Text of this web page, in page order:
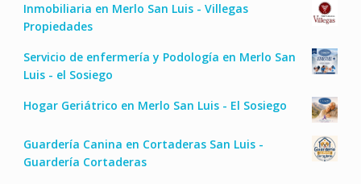
Inmobiliaria en Merlo San Luis - Villegas
Propiedades
Servicio de enfermería y Podología en Merlo San
Luis - el Sosiego
Hogar Geriátrico en Merlo San Luis - El Sosiego
Guardería Canina en Cortaderas San Luis -
Guardería Cortaderas